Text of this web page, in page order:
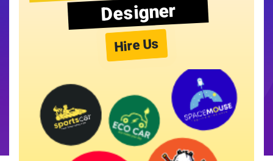
Designer
Hire Us